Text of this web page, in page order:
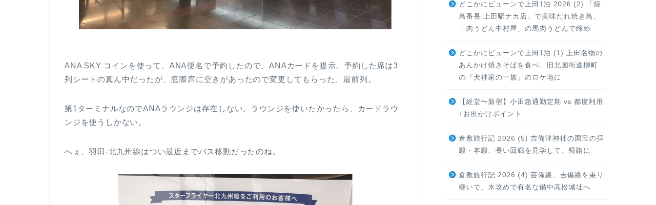
ANA SKY コインを使って、ANA便名で予約したので、ANAカードを提示。予約した席は3
列シートの真ん中だったが、窓際席に空きがあったので変更してもらった。最前列。
第1ターミナルなのでANAラウンジは存在しない。ラウンジを使いたかったら、カードラウ
ンジを使うしかない。
へぇ、羽田-北九州線はつい最近までバス移動だったのね。
どこかにビューンで上田1泊 2026 (2) 「焼
鳥番長 上田駅ナカ店」で美味だれ焼き鳥、
「肉うどん中村屋」の馬肉うどんで締め
どこかにビューンで上田1泊 (1) 上田名物の
あんかけ焼きそばを食べ、旧北国街道柳町
の『犬神家の一族』のロケ地に
【経堂〜新宿】小田急通勤定期 vs 都度利用
+お出かけポイント
倉敷旅行記 2026 (5) 吉備津神社の国宝の拝
殿・本殿、長い回廊を見学して、帰路に
倉敷旅行記 2026 (4) 芸備線、吉備線を乗り
継いで、水攻めで有名な備中高松城址へ